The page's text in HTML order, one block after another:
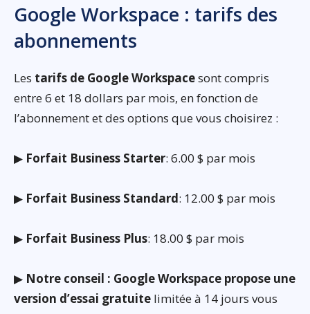
Google Workspace : tarifs des
abonnements
Les tarifs de Google Workspacesont compris
entre 6 et 18 dollars par mois, en fonction de
l’abonnement et des options que vous choisirez :
▶ Forfait Business Starter: 6.00 $ par mois
▶ Forfait Business Standard: 12.00 $ par mois
▶ Forfait Business Plus: 18.00 $ par mois
▶ Notre conseil : Google Workspace propose une
version d’essai gratuite limitée à 14 jours vous